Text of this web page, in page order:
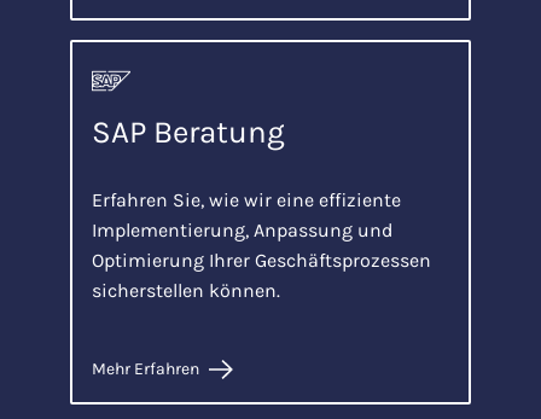
SAP Beratung
Erfahren Sie, wie wir eine effiziente
Implementierung, Anpassung und
Optimierung Ihrer Geschäftsprozessen
sicherstellen können.
Mehr Erfahren